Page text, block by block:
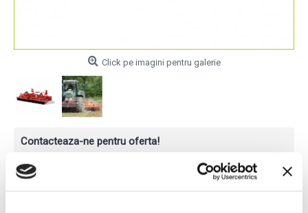
Click pe imagini pentru galerie
Contacteaza-ne pentru oferta!
Florin ANDREICA
Area Sales Manager
Teleorman, Argeș